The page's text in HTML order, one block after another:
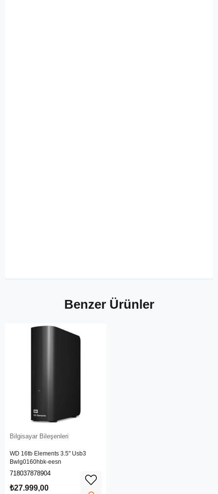
Benzer Ürünler
Bilgisayar Bileşenleri
WD 16tb Elements 3.5" Usb3
Bwlg0160hbk-eesn
718037878904
₺27.999,00